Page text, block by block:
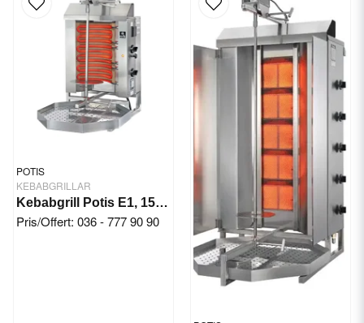
POTIS
KEBABGRILLAR
Kebabgrill Potis E1, 15 kg/3,9 kW
Pris/Offert: 036 - 777 90 90